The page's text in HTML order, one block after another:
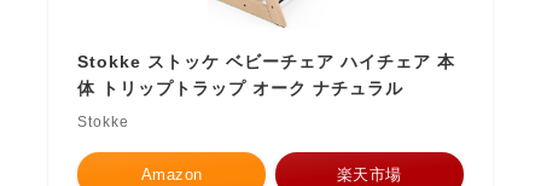
Stokke ストッケ ベビーチェア ハイチェア 本
体 トリップトラップ オーク ナチュラル
Stokke
Amazon 楽天市場